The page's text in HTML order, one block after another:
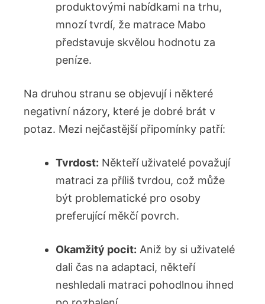
produktovými nabídkami na trhu,
mnozí tvrdí, že matrace Mabo
představuje skvělou hodnotu za
peníze.
Na druhou stranu se objevují i některé
negativní názory, které je dobré brát v
potaz. Mezi nejčastější připomínky patří:
Tvrdost: Někteří uživatelé považují
matraci za příliš tvrdou, což může
být problematické pro osoby
preferující měkčí povrch.
Okamžitý pocit: Aniž by si uživatelé
dali čas na adaptaci, někteří
neshledali matraci pohodlnou ihned